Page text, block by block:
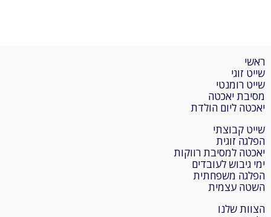
ראשי
שייט זוגי
שייט רומנטי
מסיבת יאכטה
יאכטה ליום הולדת
שייט קבוצתי
הפלגה זוגית
יאכטה למסיבת רווקות
ימי גיבוש לעובדים
הפלגה משפחתית
השטה עצמית
הצוות שלנו